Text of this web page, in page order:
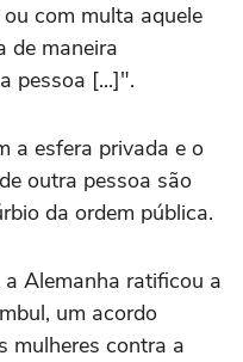
com multa aquele
de maneira
pessoa [...]".
a esfera privada e o
outra pessoa são
da ordem pública.
Alemanha ratificou a
um acordo
mulheres contra a